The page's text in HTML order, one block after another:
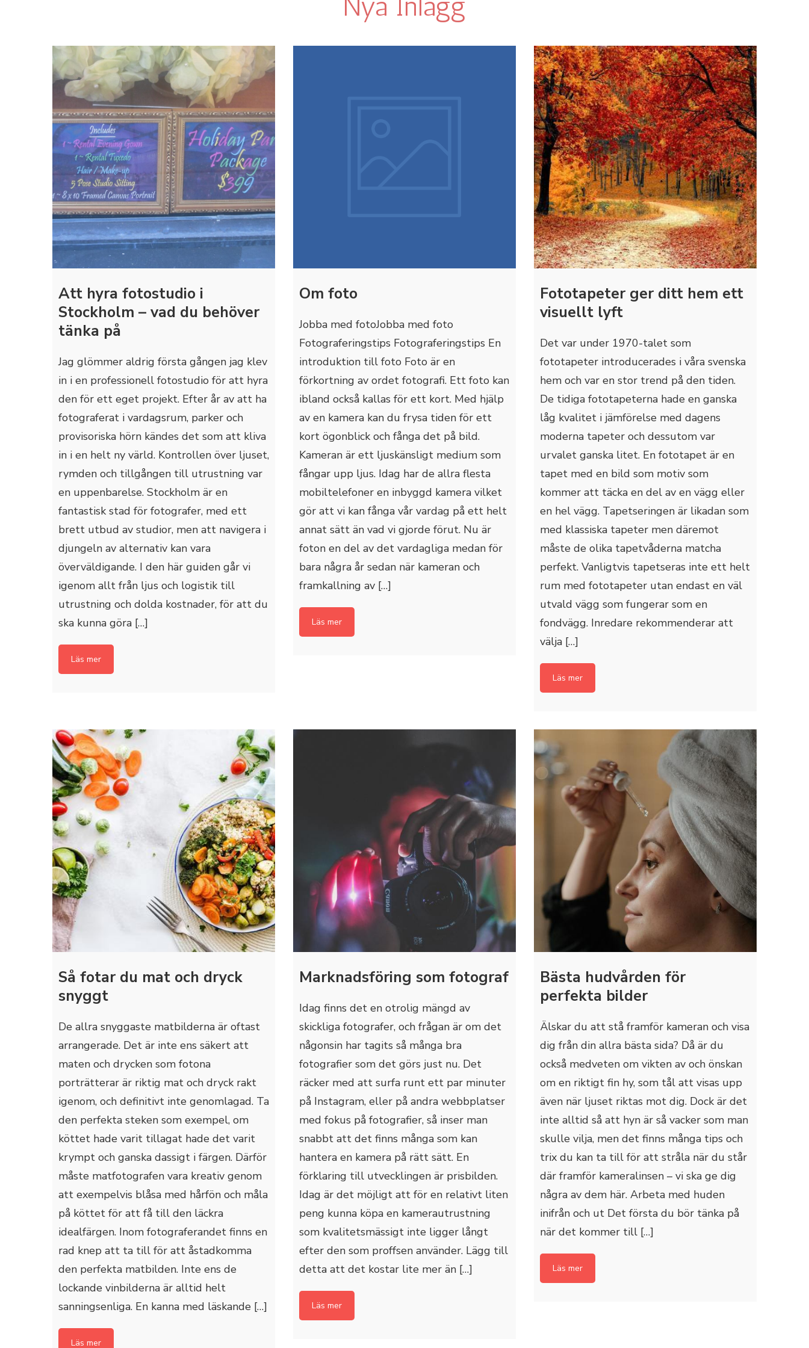
Att hyra fotostudio i
Stockholm – vad du behöver
tänka på
Jag glömmer aldrig första gången jag klev
in i en professionell fotostudio för att hyra
den för ett eget projekt. Efter år av att ha
fotograferat i vardagsrum, parker och
provisoriska hörn kändes det som att kliva
in i en helt ny värld. Kontrollen över ljuset,
rymden och tillgången till utrustning var
en uppenbarelse. Stockholm är en
fantastisk stad för fotografer, med ett
brett utbud av studior, men att navigera i
djungeln av alternativ kan vara
överväldigande. I den här guiden går vi
igenom allt från ljus och logistik till
utrustning och dolda kostnader, för att du
ska kunna göra […]
Om foto
Jobba med fotoJobba med foto
Fotograferingstips Fotograferingstips En
introduktion till foto Foto är en
förkortning av ordet fotografi. Ett foto kan
ibland också kallas för ett kort. Med hjälp
av en kamera kan du frysa tiden för ett
kort ögonblick och fånga det på bild.
Kameran är ett ljuskänsligt medium som
fångar upp ljus. Idag har de allra flesta
mobiltelefoner en inbyggd kamera vilket
gör att vi kan fånga vår vardag på ett helt
annat sätt än vad vi gjorde förut. Nu är
foton en del av det vardagliga medan för
bara några år sedan när kameran och
framkallning av […]
Fototapeter ger ditt hem ett
visuellt lyft
Det var under 1970-talet som
fototapeter introducerades i våra svenska
hem och var en stor trend på den tiden.
De tidiga fototapeterna hade en ganska
låg kvalitet i jämförelse med dagens
moderna tapeter och dessutom var
urvalet ganska litet. En fototapet är en
tapet med en bild som motiv som
kommer att täcka en del av en vägg eller
en hel vägg. Tapetseringen är likadan som
med klassiska tapeter men däremot
måste de olika tapetvåderna matcha
perfekt. Vanligtvis tapetseras inte ett helt
rum med fototapeter utan endast en väl
utvald vägg som fungerar som en
fondvägg. Inredare rekommenderar att
välja […]
Så fotar du mat och dryck
snyggt
De allra snyggaste matbilderna är oftast
arrangerade. Det är inte ens säkert att
maten och drycken som fotona
porträtterar är riktig mat och dryck rakt
igenom, och definitivt inte genomlagad. Ta
den perfekta steken som exempel, om
köttet hade varit tillagat hade det varit
krympt och ganska dassigt i färgen. Därför
måste matfotografen vara kreativ genom
att exempelvis blåsa med hårfön och måla
på köttet för att få till den läckra
idealfärgen. Inom fotograferandet finns en
rad knep att ta till för att åstadkomma
den perfekta matbilden. Inte ens de
lockande vinbilderna är alltid helt
sanningsenliga. En kanna med läskande […]
Marknadsföring som fotograf
Idag finns det en otrolig mängd av
skickliga fotografer, och frågan är om det
någonsin har tagits så många bra
fotografier som det görs just nu. Det
räcker med att surfa runt ett par minuter
på Instagram, eller på andra webbplatser
med fokus på fotografier, så inser man
snabbt att det finns många som kan
hantera en kamera på rätt sätt. En
förklaring till utvecklingen är prisbilden.
Idag är det möjligt att för en relativt liten
peng kunna köpa en kamerautrustning
som kvalitetsmässigt inte ligger långt
efter den som proffsen använder. Lägg till
detta att det kostar lite mer än […]
Bästa hudvården för
perfekta bilder
Älskar du att stå framför kameran och visa
dig från din allra bästa sida? Då är du
också medveten om vikten av och önskan
om en riktigt fin hy, som tål att visas upp
även när ljuset riktas mot dig. Dock är det
inte alltid så att hyn är så vacker som man
skulle vilja, men det finns många tips och
trix du kan ta till för att stråla när du står
där framför kameralinsen – vi ska ge dig
några av dem här. Arbeta med huden
inifrån och ut Det första du bör tänka på
när det kommer till […]